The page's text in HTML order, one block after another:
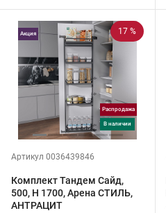
17 %
Распродажа
в наличии
Акция
Артикул 0036439846
Комплект Тандем Сайд,
500, H 1700, Арена СТИЛЬ,
АНТРАЦИТ